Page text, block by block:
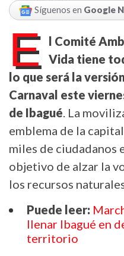
Síguenos en Google
E
l Comité
Vida tiene
lo que será la
Carnaval este
de Ibagué. La
emblema de la
miles de ciudadanos
objetivo de alzar la
los recursos
Puede leer:
llenar Ibagué en
territorio